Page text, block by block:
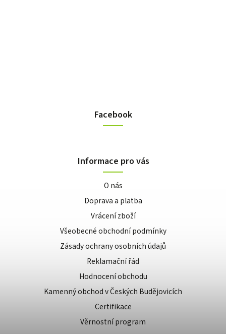
Facebook
Informace pro vás
O nás
Doprava a platba
Vrácení zboží
Všeobecné obchodní podmínky
Zásady ochrany osobních údajů
Reklamační řád
Hodnocení obchodu
Kamenný obchod v Českých Budějovicích
Certifikace
Věrnostní program